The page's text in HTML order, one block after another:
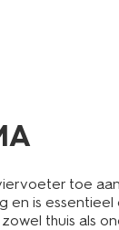
toe
is
thuis als